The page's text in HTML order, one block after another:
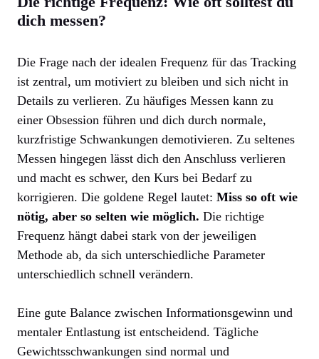
dich messen?
Die Frage nach der idealen Frequenz für das Tracking
ist zentral, um motiviert zu bleiben und sich nicht in
Details zu verlieren. Zu häufiges Messen kann zu
einer Obsession führen und dich durch normale,
kurzfristige Schwankungen demotivieren. Zu seltenes
Messen hingegen lässt dich den Anschluss verlieren
und macht es schwer, den Kurs bei Bedarf zu
korrigieren. Die goldene Regel lautet: Miss so oft wie
nötig, aber so selten wie möglich. Die richtige
Frequenz hängt dabei stark von der jeweiligen
Methode ab, da sich unterschiedliche Parameter
unterschiedlich schnell verändern.
Eine gute Balance zwischen Informationsgewinn und
mentaler Entlastung ist entscheidend. Tägliche
Gewichtsschwankungen sind normal und